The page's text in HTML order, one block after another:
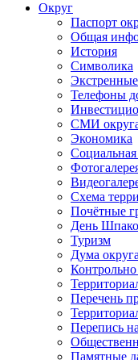
Округ
Паспорт
Общая
История
Символика
Телефоны
СМИ
Экономика
Социальная
Схема
Почётные
День
Туризм
Дума округа
Перечень
Перепись
Памятные